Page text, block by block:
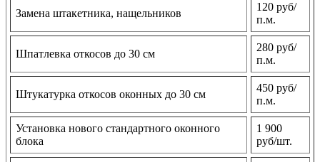
Замена штакетника, нащельников
120 руб/
п.м.
Шпатлевка откосов до 30 см
280 руб/
п.м.
Штукатурка откосов оконных до 30 см
450 руб/
п.м.
Установка нового стандартного оконного
блока
1 900
руб/шт.